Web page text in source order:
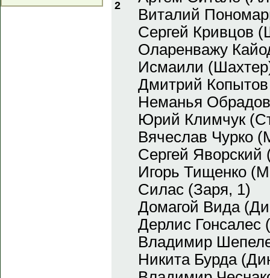
2
Виталий
Сергей Кривцов
Оларенважу
Исмаили
Дмитрий
Неманья
Юрий Климчук
Вячеслав Чурко
Сергей Яворский
Игорь Тищенко
Силас (Заря, 1)
Домагой Вида
Дерлис Гонсалес
Владимир
Никита Бурда